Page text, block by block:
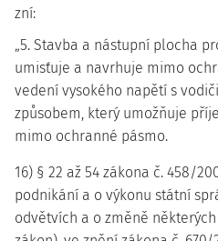
zní:
„5. Stavba a nástupní plocha
umisťuje a navrhuje mimo
vedení vysokého napětí s
způsobem, který umožňuje
mimo ochranné pásmo.
16) § 22 až 54 zákona č. 458/
podnikání a o výkonu státní
odvětvích a o změně